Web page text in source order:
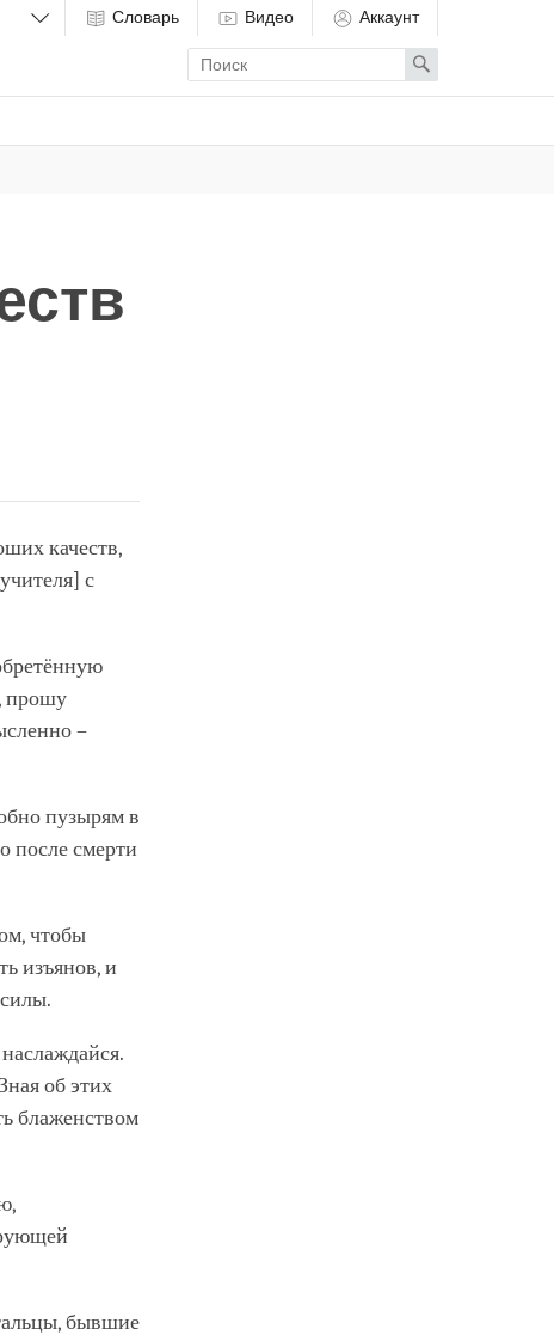
Словарь Видео Аккаунт
Enter
search
term
Search
качеств,
с
прошу
–
пузырям в
после смерти
чтобы
изъянов, и
об этих
блаженством
бывшие